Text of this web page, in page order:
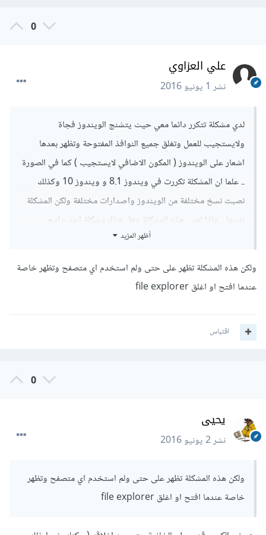
0
علي العزاوي
نشر1 يونيو 2016
لدي مشكلة تتكرر دائما معي حيث يتشنج الويندوز فجاة
ولايستجيب للعمل وتغلق جميع النوافذ المفتوحة وتظهر بعدها
اشعار على الويندوز ( المكون الاضافي لايستجيب ) كما في الصورة
.. علما ان المشكلة تكررت في ويندوز 8.1 و ويندوز 10 وكذلك
نصبت نسخ مختلفة من الويندوز واصدارات مختلفة ولكن المشكلة
نفسها .. ماذا تعني هذه المشكلة وهل هناك مشكلة احد برامج
أظهر المزيد
ولكن هذه المشكلة تظهر على حتى ولم استخدم اي متصفح وتظهر خاصة
عندما افتح او اغلق file explorer
اقتباس
0
يحيى
نشر2 يونيو 2016
ولكن هذه المشكلة تظهر على حتى ولم استخدم اي متصفح وتظهر
خاصة عندما افتح او اغلق file explorer